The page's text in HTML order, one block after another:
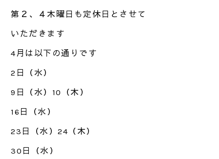
第２、４木曜日も定休日とさせて
いただきます
4月は以下の通りです
2日（水）
9日（水）10（木）
16日（水）
23日（水）24（木）
30日（水）